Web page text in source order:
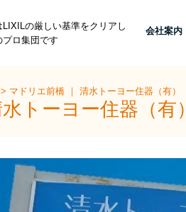
LIXILの厳しい基準をクリアし
プロ集団です
会社案内
> マドリエ前橋 ｜ 清水トーヨー住器（有）
トーヨー住器（有）